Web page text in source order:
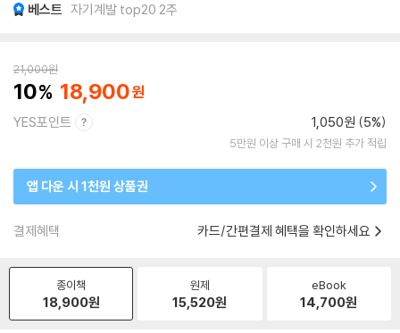
베스트 자기계발 top20 2주
21,000원
10 18,900
YES포인트 1,050원 (5%)
5만원 이상 구매 시 2천원 추가 적립
앱 다운 시 1천원 상품권
결제혜택 카드/간편결제 혜택을 확인하세요
종이책
18,900원
원제
15,520원
eBook
14,700원